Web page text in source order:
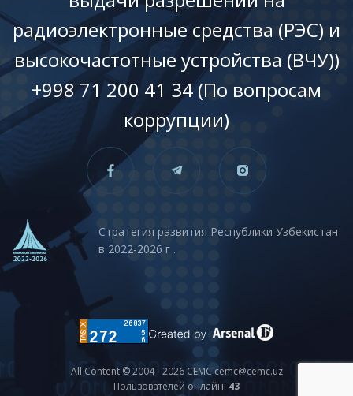
радиоэлектронные средства (РЭС) и
высокочастотные устройства (ВЧУ))
+998 71 200 41 34 (По вопросам
коррупции)
Стратегия развития Республики Узбекистан
в 2022-2026 г .
All Content © 2004 - 2026 CEMC cemc@cemc.uz
Пользователей онлайн: 43